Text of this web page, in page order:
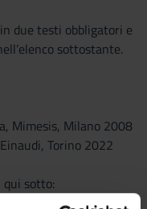
due testi obbligatori e
sottostante.
Mimesis, Milano 2008
Torino 2022
sotto: